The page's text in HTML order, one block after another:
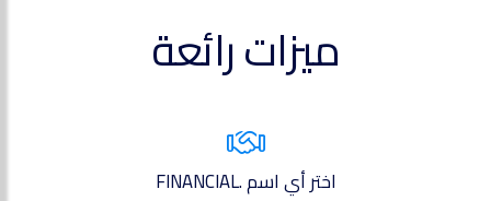
ميزات رائعة
اختر أي اسم .FINANCIAL